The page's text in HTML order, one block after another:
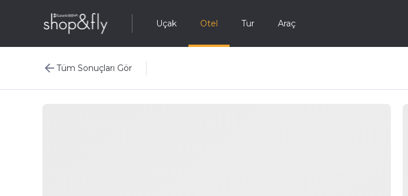
Uçak Otel Tur Araç
Tüm Sonuçları Gör